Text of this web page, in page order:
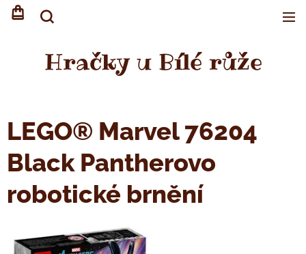
Hračky u Bílé růže
LEGO® Marvel 76204
Black Pantherovo
robotické brnění